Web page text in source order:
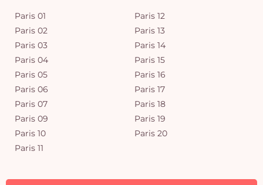
Paris 01
Paris 02
Paris 03
Paris 04
Paris 05
Paris 06
Paris 07
Paris 09
Paris 10
Paris 11
Paris 12
Paris 13
Paris 14
Paris 15
Paris 16
Paris 17
Paris 18
Paris 19
Paris 20